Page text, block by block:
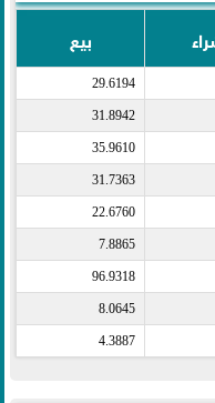
بيع
29.6194
31.8942
35.9610
31.7363
22.6760
7.8865
96.9318
8.0645
4.3887